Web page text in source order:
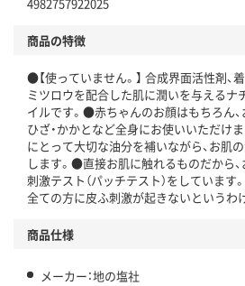
商品の特徴
●【使っていません。】 合成界面活性剤、
ミツロウを配合した肌に潤いを与えるナ
イルです。●赤ちゃんのお顔はもちろん、
ひざ・かかとなど全身にお使いいただけ
にとって大切な油分を補いながら、お肌
します。●直接お肌に触れるものだから
刺激テスト（パッチテスト）をしています
全ての方に皮ふ刺激が起きないというわ
商品仕様
メーカー：地の塩社